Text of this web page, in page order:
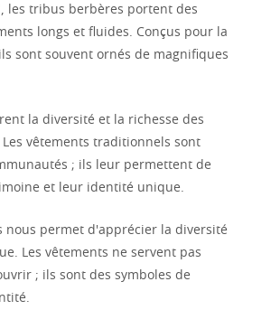
les tribus berbères portent des
longs et fluides. Conçus pour la
sont souvent ornés de magnifiques
la diversité et la richesse des
vêtements traditionnels sont
; ils leur permettent de
et leur identité unique.
nous permet d'apprécier la diversité
Les vêtements ne servent pas
; ils sont des symboles de